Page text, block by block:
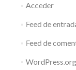
Acceder
Feed de
Feed de
WordPress.org